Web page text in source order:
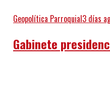
Geopolítica Parroquial3 días
Gabinete